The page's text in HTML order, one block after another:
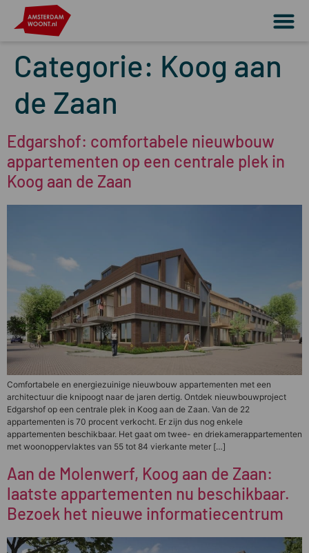
Categorie: Koog aan
de Zaan
Edgarshof: comfortabele nieuwbouw
appartementen op een centrale plek in
Koog aan de Zaan
Comfortabele en energiezuinige nieuwbouw appartementen met een
architectuur die knipoogt naar de jaren dertig. Ontdek nieuwbouwproject
Edgarshof op een centrale plek in Koog aan de Zaan. Van de 22
appartementen is 70 procent verkocht. Er zijn dus nog enkele
appartementen beschikbaar. Het gaat om twee- en driekamerappartementen
met woonoppervlaktes van 55 tot 84 vierkante meter […]
Aan de Molenwerf, Koog aan de Zaan:
laatste appartementen nu beschikbaar.
Bezoek het nieuwe informatiecentrum